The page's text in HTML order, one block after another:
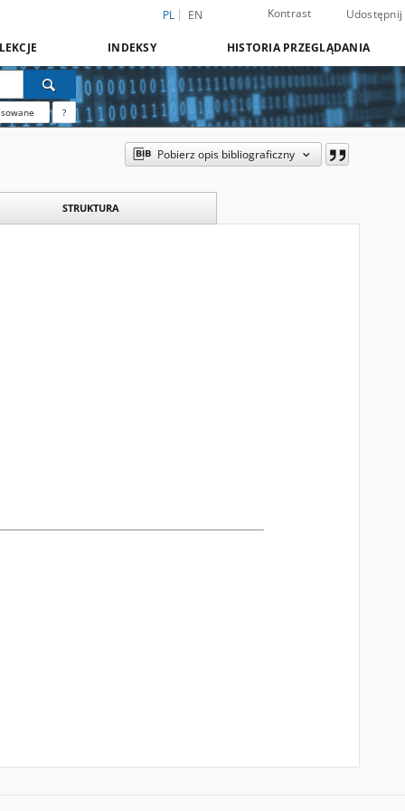
PL EN Kontrast Udostępnij
INDEKSY HISTORIA PRZEGLĄDANIA
?
Pobierz opis bibliograficzny
STRUKTURA